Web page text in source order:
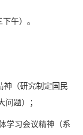
午）。
神（研究制定国民
题）；
学习会议精神（系